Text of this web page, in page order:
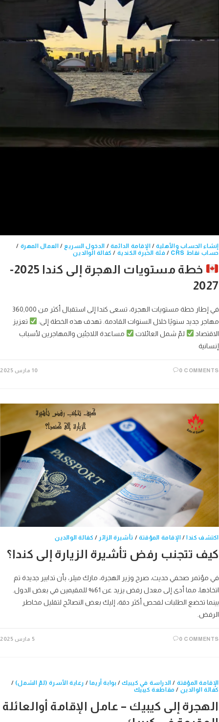
إنشاء الحساب والأهلية / الإقامة الدائمة / الدخول السريع / العمال المهرة /
حساب نقاط CRS
/ فئة الخبرة الكندية / كفالة الوالدين
خطة مستويات الهجرة إلى كندا 2025-
2027
في إطار خطة مستويات الهجرة، تسعى كندا إلى استقبال أكثر من 360,000
مهاجر جديد سنويًا خلال السنوات القادمة. تهدف هذه الخطة إلى:
تعزيز
الاقتصاد
لمّ شمل العائلات
مساعدة اللاجئين والمهاجرين لأسباب
إنسانية
0 COMMENTS 10 مارس 2025
اكتشف كندا / الإقامة المؤقتة / تأشيرة الزائر / كفالة الوالدين
كيف تتجنب رفض تأشيرة الزيارة إلى كندا؟
في مؤتمر صحفي حديث، صرح وزير الهجرة، مارك ميلر، بأن تدابير جديدة تم
اتخاذها، مما أدى إلى معدل رفض يزيد عن 61% للمقيمين في بعض الدول.
بينما تخضع الطلبات لفحص أكثر دقة، إليك بعض النصائح لتقليل مخاطر
الرفض.
0 COMMENTS 5 مارس 2025
الإقامة المؤقتة / الدراسة في كيبيك/ بوابة أريما / رعاية الأسرة (لمّ الشمل) /
كفالة الوالدين / مقاطعة كيبيك
الهجرة إلى كيبيك – عامل الإقامة أوالعائلة